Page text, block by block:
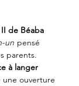
de Béaba
un pensé
parents.
à langer
une ouverture